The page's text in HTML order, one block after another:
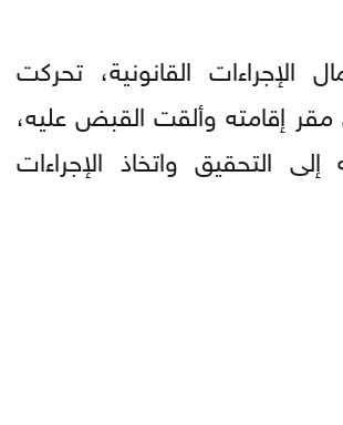
الإجراءات القانونية، تحركت
مقر إقامته وألقت القبض عليه،
إلى التحقيق واتخاذ الإجراءات